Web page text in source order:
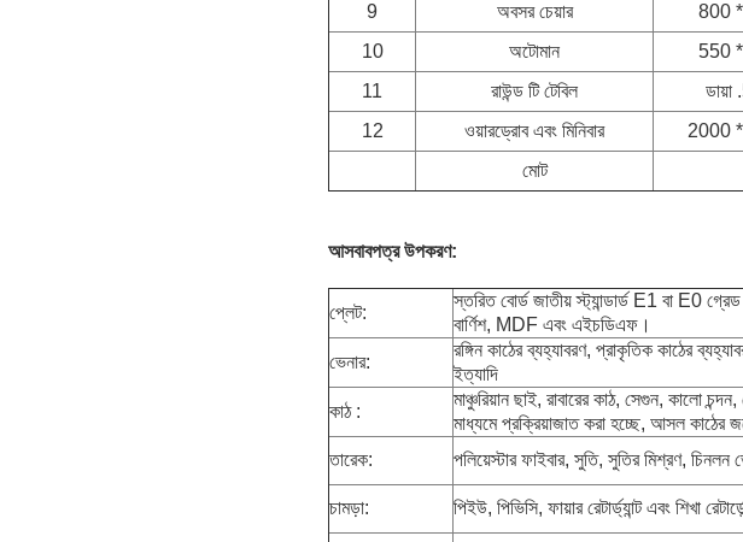
9
অবসর চেয়ার 800
10
অটোমান 550
11
রাউন্ড টি টেবিল
12
ওয়ারড্রোব এবং মিনিবার 2000
মোট
আসবাবপত্র উপকরণ:
প্লেট:
স্তরিত বোর্ড জাতীয় স্ট্যান্ডার্ড E1 বা E0
বার্ণিশ, MDF এবং এইচডিএফ।
ভেনার:
রঙ্গিন কাঠের ব্যহ্যাবরণ, প্রাকৃতিক কাঠের
ইত্যাদি
কাঠ :
মাঞ্চুরিয়ান ছাই, রাবারের কাঠ, সেগুন, কালো
মাধ্যমে প্রক্রিয়াজাত করা হচ্ছে, আসল কাঠের
তারেক:
পলিয়েস্টার ফাইবার, সুতি, সুতির মিশ্রণ, চিনলন
চামড়া: পিইউ, পিভিসি, ফায়ার রেটার্ড্যান্ট এবং শিখা